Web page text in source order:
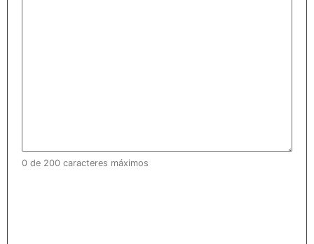
0 de 200 caracteres máximos